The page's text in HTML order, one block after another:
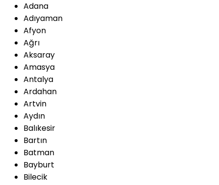
Adana
Adıyaman
Afyon
Ağrı
Aksaray
Amasya
Antalya
Ardahan
Artvin
Aydın
Balıkesir
Bartın
Batman
Bayburt
Bilecik